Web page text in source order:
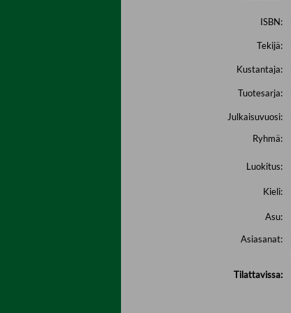
ISBN:
Tekijä:
Kustantaja:
Tuotesarja:
Julkaisuvuosi:
Ryhmä:
Luokitus:
Kieli:
Asu:
Asiasanat:
Tilattavissa: